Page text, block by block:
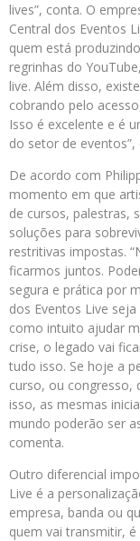
lives”, conta. O
Central dos Eventos
quem está
regrinhas do
live. Além disso,
cobrando pelo
Isso é excelente e é
do setor de eventos”,
De acordo com
momento em que
de cursos, palestras,
soluções para
restritivas impostas.
ficarmos juntos.
segura e prática por
dos Eventos Live
como intuito ajudar
crise, o legado vai
tudo isso. Se hoje a
curso, ou congresso,
isso, as mesmas
mundo poderão ser
comenta.
Outro diferencial
Live é a
empresa, banda ou
quem vai transmitir,